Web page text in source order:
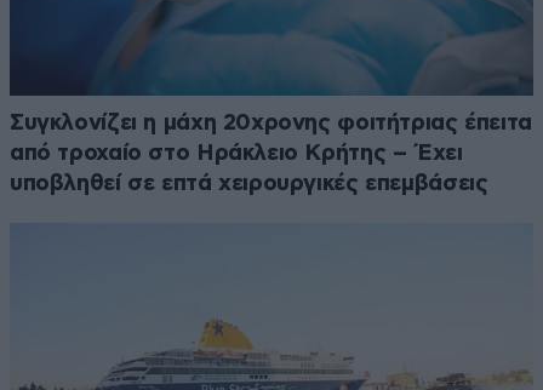
Συγκλονίζει η μάχη 20χρονης φοιτήτριας έπειτα
από τροχαίο στο Ηράκλειο Κρήτης – Έχει
υποβληθεί σε επτά χειρουργικές επεμβάσεις